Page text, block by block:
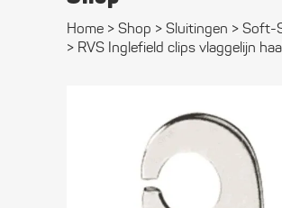
Home > Shop > Sluitingen > Soft-
> RVS Inglefield clips vlaggelijn